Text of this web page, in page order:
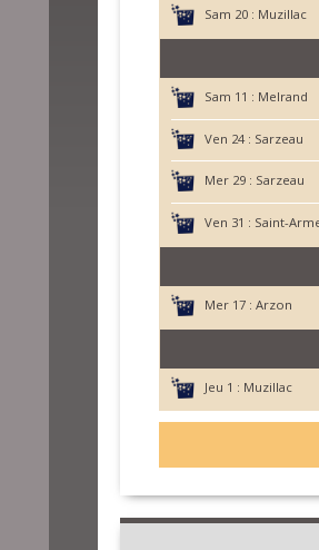
Sam 20 : Muzillac
Sam 11 : Melrand
Ven 24 : Sarzeau
Mer 29 : Sarzeau
Ven 31 : Saint-
Mer 17 : Arzon
Jeu 1 : Muzillac